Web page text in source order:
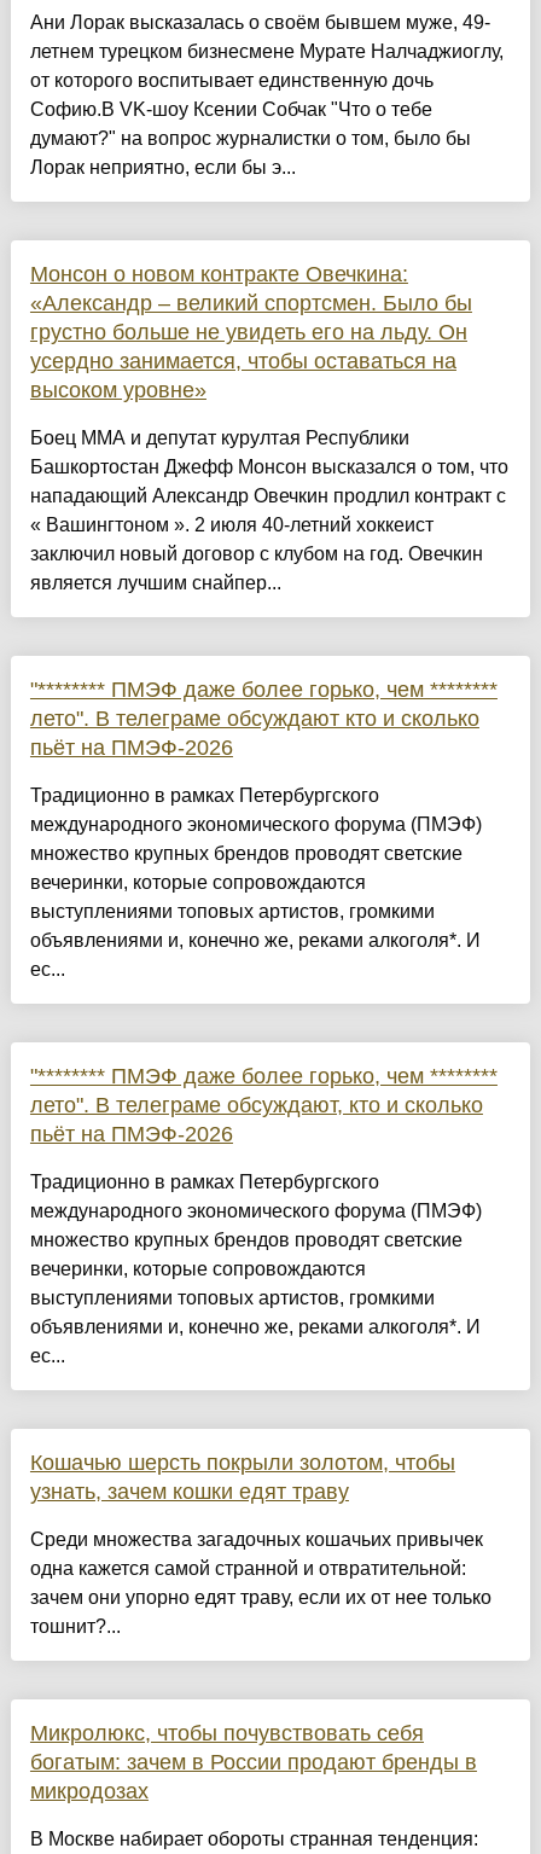
Ани Лорак высказалась о своём бывшем муже, 49-
летнем турецком бизнесмене Мурате Налчаджиоглу,
от которого воспитывает единственную дочь
Софию.В VK-шоу Ксении Собчак "Что о тебе
думают?" на вопрос журналистки о том, было бы
Лорак неприятно, если бы э...
Монсон о новом контракте Овечкина:
«Александр – великий спортсмен. Было бы
грустно больше не увидеть его на льду. Он
усердно занимается, чтобы оставаться на
высоком уровне»
Боец ММА и депутат курултая Республики
Башкортостан Джефф Монсон высказался о том, что
нападающий Александр Овечкин продлил контракт с
« Вашингтоном ». 2 июля 40-летний хоккеист
заключил новый договор с клубом на год. Овечкин
является лучшим снайпер...
"******** ПМЭФ даже более горько, чем ********
лето". В телеграме обсуждают кто и сколько
пьёт на ПМЭФ-2026
Традиционно в рамках Петербургского
международного экономического форума (ПМЭФ)
множество крупных брендов проводят светские
вечеринки, которые сопровождаются
выступлениями топовых артистов, громкими
объявлениями и, конечно же, реками алкоголя*. И
ес...
"******** ПМЭФ даже более горько, чем ********
лето". В телеграме обсуждают, кто и сколько
пьёт на ПМЭФ-2026
Традиционно в рамках Петербургского
международного экономического форума (ПМЭФ)
множество крупных брендов проводят светские
вечеринки, которые сопровождаются
выступлениями топовых артистов, громкими
объявлениями и, конечно же, реками алкоголя*. И
ес...
Кошачью шерсть покрыли золотом, чтобы
узнать, зачем кошки едят траву
Среди множества загадочных кошачьих привычек
одна кажется самой странной и отвратительной:
зачем они упорно едят траву, если их от нее только
тошнит?...
Микролюкс, чтобы почувствовать себя
богатым: зачем в России продают бренды в
микродозах
В Москве набирает обороты странная тенденция: